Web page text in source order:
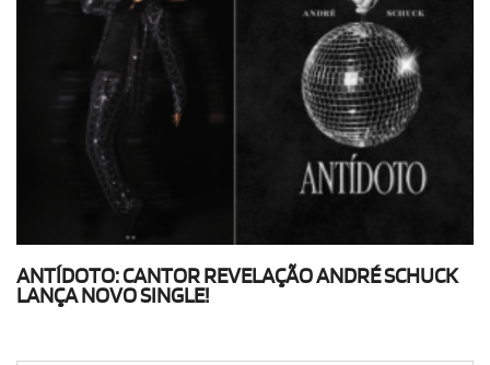
ANTÍDOTO: CANTOR REVELAÇÃO ANDRÉ SCHUCK
LANÇA NOVO SINGLE!